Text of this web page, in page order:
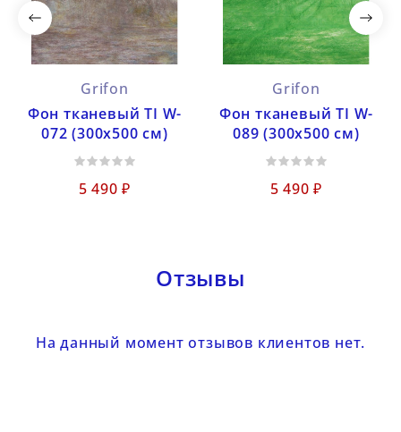
Grifon
Фон тканевый TI W-
072 (300х500 см)
5 490 ₽
Grifon
Фон тканевый TI W-
089 (300х500 см)
5 490 ₽
Отзывы
На данный момент отзывов клиентов нет.